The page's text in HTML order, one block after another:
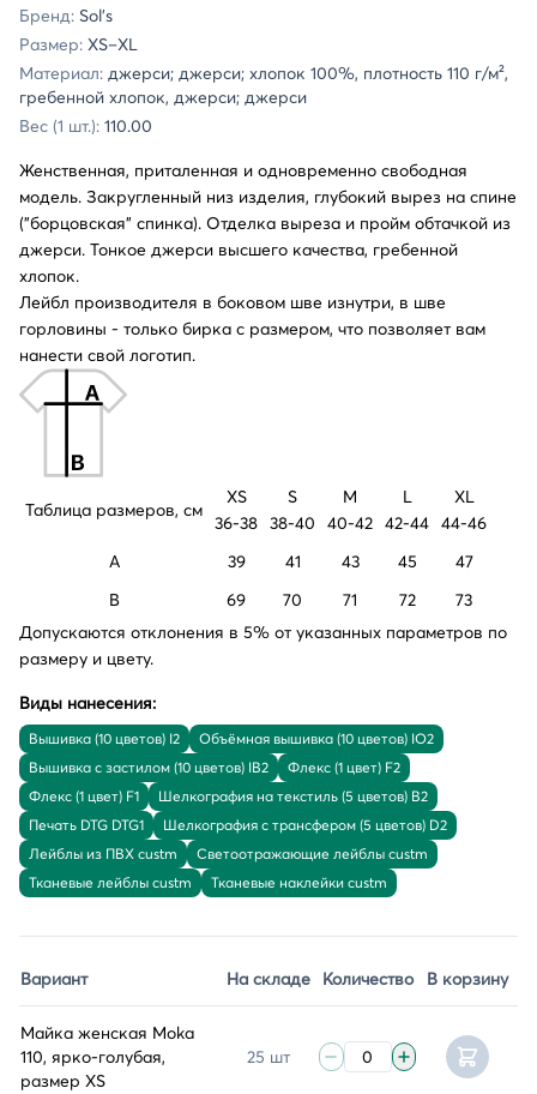
Бренд: Sol's
Размер: XS–XL
Материал: джерси; джерси; хлопок 100%, плотность 110 г/м²,
гребенной хлопок, джерси; джерси
Вес (1 шт.): 110.00
Женственная, приталенная и одновременно свободная
модель. Закругленный низ изделия, глубокий вырез на спине
("борцовская" спинка). Отделка выреза и пройм обтачкой из
джерси. Тонкое джерси высшего качества, гребенной
хлопок.
Лейбл производителя в боковом шве изнутри, в шве
горловины - только бирка с размером, что позволяет вам
нанести свой логотип.
Таблица размеров, см
XS
36-38
S
38-40
M
40-42
L
42-44
XL
44-46
A
39 41 43 45
47
B
69 70 71 72
73
Допускаются отклонения в 5% от указанных параметров по
размеру и цвету.
Виды нанесения:
Вышивка (10 цветов) I2
Объёмная вышивка (10 цветов) IO2
Вышивка с застилом (10 цветов) IB2
Флекс (1 цвет) F2
Флекс (1 цвет) F1
Шелкография на текстиль (5 цветов) B2
Печать DTG DTG1
Шелкография с трансфером (5 цветов) D2
Лейблы из ПВХ custm
Светоотражающие лейблы custm
Тканевые лейблы custm
Тканевые наклейки custm
Вариант На складе Количество В корзину
Майка женская Moka
110, ярко-голубая,
размер XS
25 шт